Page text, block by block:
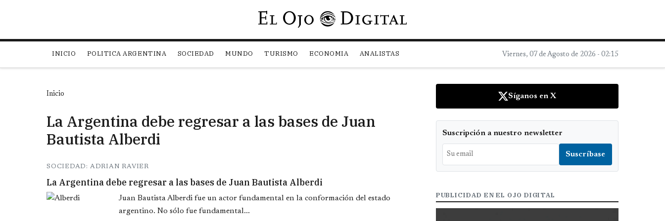
Pasar al contenido principal
INICIO POLITICA ARGENTINA SOCIEDAD MUNDO TURISMO ECONOMIA ANALISTAS Viernes, 07 de Agosto de 2026 - 02:15
Inicio
La Argentina debe regresar a las bases de Juan
Bautista Alberdi
SOCIEDAD: ADRIAN RAVIER
La Argentina debe regresar a las bases de Juan Bautista Alberdi
Juan Bautista Alberdi fue un actor fundamental en la conformación del estado
argentino. No sólo fue fundamental...
Síganos en X
Suscripción a nuestro newsletter
PUBLICIDAD EN EL OJO DIGITAL